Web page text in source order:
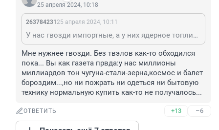
25 апреля 2024, 10:18
263784231 25 апреля 2024, 10:11
У нас гвозди импортные, а у них ядерное топливо из России: угадай с трëх раз, что сложнее - гвозди или твэлы для АЭС?
Мне нужнее гвозди. Без твэлов как-то обходился
пока... Вы как газета првда:у нас миллионы
миллиардов тон чугуна-стали-зерна,космос и балет
бороздим...,но ни пожрать ни одеться ни бытовую
технику нормальную купить как-то не получалось...
ОТВЕТИТЬ +13 –6